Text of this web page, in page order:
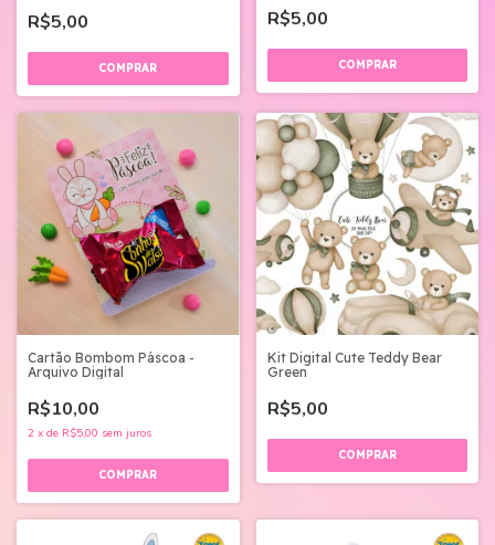
R$5,00 R$5,00
Cartão Bombom Páscoa -
Arquivo Digital
R$10,00
2 x de R$5,00 sem juros
Kit Digital Cute Teddy Bear
Green
R$5,00